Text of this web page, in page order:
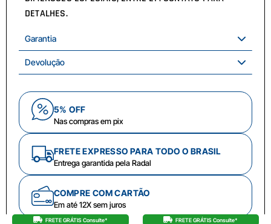
DETALHES.
Garantia
Devolução
5% OFF
Nas compras em pix
FRETE EXPRESSO PARA TODO O BRASIL
Entrega garantida pela Radal
COMPRE COM CARTÃO
Em até 12X sem juros
FRETE GRÁTIS Consulte* FRETE GRÁTIS Consulte*